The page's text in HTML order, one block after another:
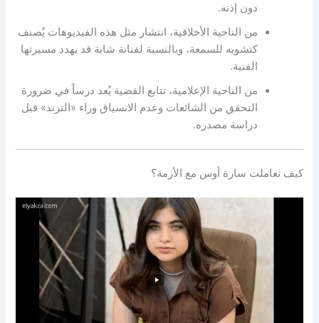
دون إذنه.
من الناحية الأخلاقية، انتشار مثل هذه الفيديوهات يُصنف
كتشويه للسمعة، وبالنسبة لفنانة شابة قد يهدد مسيرتها
الفنية.
من الناحية الإعلامية، تتابع القضية يُعد درساً في ضرورة
التحقق من الشائعات وعدم الانسياق وراء «الترند» قبل
دراسة مصدره.
كيف تعاملت سارة أوس مع الأزمة؟